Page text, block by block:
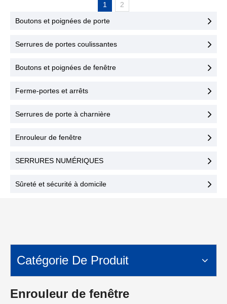
Avec nos serrures de porte
commerciales robustes
bénéficiez d'une sécurité
environnements, des
maisons aux bureaux.
pour des serrures de haute
exigences de sécurité
intérieures en bois,
commercial. Boostez votre
1
2
Boutons et poignées de porte
Serrures de portes coulissantes
Boutons et poignées de fenêtre
Ferme-portes et arrêts
Serrures de porte à charnière
Enrouleur de fenêtre
SERRURES NUMÉRIQUES
Sûreté et sécurité à domicile
Catégorie De Produit
Enrouleur de fenêtre